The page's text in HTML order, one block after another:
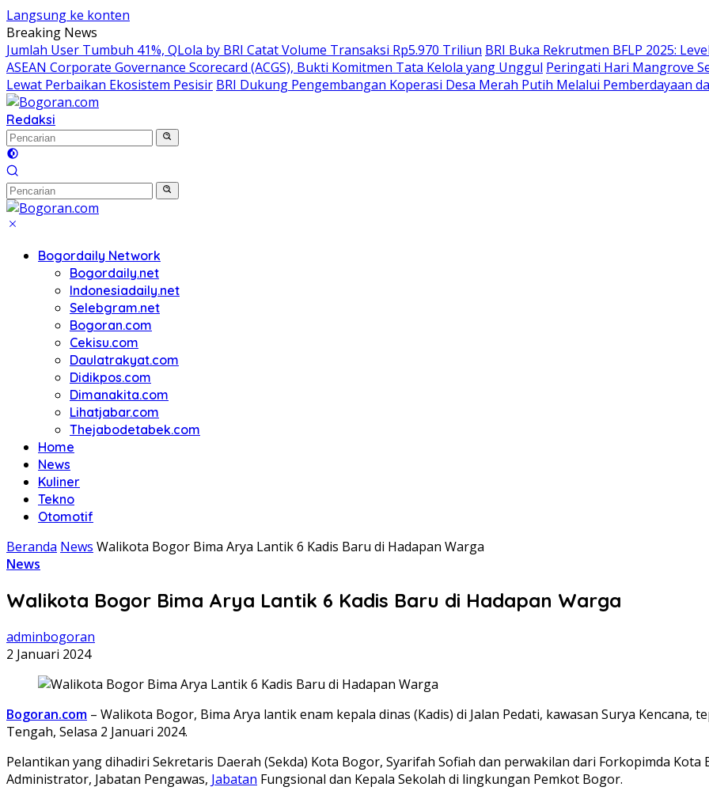
Langsung ke konten
Breaking News
Jumlah User Tumbuh 41%, QLola by BRI Catat Volume Transaksi Rp5.970 Triliun BRI Buka Rekrutmen BFLP 2025:
ASEAN Corporate Governance Scorecard (ACGS), Bukti Komitmen Tata Kelola yang Unggul Peringati Hari Mangrove
Lewat Perbaikan Ekosistem Pesisir BRI Dukung Pengembangan Koperasi Desa Merah Putih Melalui Pemberdayaan
Redaksi
Bogordaily Network
Bogordaily.net
Indonesiadaily.net
Selebgram.net
Bogoran.com
Cekisu.com
Daulatrakyat.com
Didikpos.com
Dimanakita.com
Lihatjabar.com
Thejabodetabek.com
Home
News
Kuliner
Tekno
Otomotif
Beranda News Walikota Bogor Bima Arya Lantik 6 Kadis Baru di Hadapan Warga
News
Walikota Bogor Bima Arya Lantik 6 Kadis Baru di Hadapan Warga
adminbogoran
2 Januari 2024
Bogoran.com – Walikota Bogor, Bima Arya lantik enam kepala dinas (Kadis) di Jalan Pedati, kawasan Surya Kencana,
Tengah, Selasa 2 Januari 2024.
Pelantikan yang dihadiri Sekretaris Daerah (Sekda) Kota Bogor, Syarifah Sofiah dan perwakilan dari Forkopimda
Administrator, Jabatan Pengawas, Jabatan Fungsional dan Kepala Sekolah di lingkungan Pemkot Bogor.